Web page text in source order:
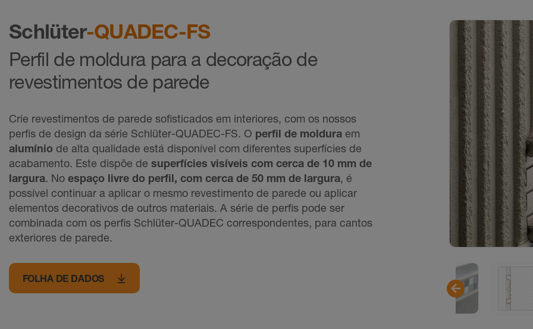
Schlüter-QUADEC-FS
Perfil de moldura para a decoração de
revestimentos de parede
Crie revestimentos de parede sofisticados em interiores, com os nossos
perfis de design da série Schlüter-QUADEC-FS. O perfil de moldura em
alumínio de alta qualidade está disponível com diferentes superfícies de
acabamento. Este dispõe de superfícies visíveis com cerca de 10 mm de
largura. No espaço livre do perfil, com cerca de 50 mm de largura, é
possível continuar a aplicar o mesmo revestimento de parede ou aplicar
elementos decorativos de outros materiais. A série de perﬁs pode ser
combinada com os perﬁs Schlüter-QUADEC correspondentes, para cantos
exteriores de parede.
FOLHA DE DADOS